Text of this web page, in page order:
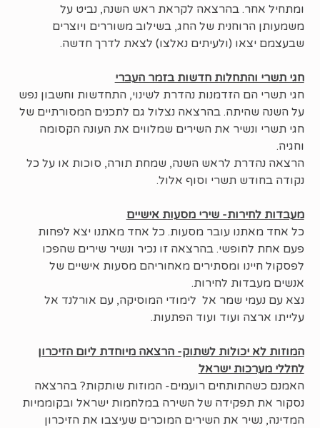
ומתחיל אחר. בהרצאה לקראת ראש השנה, נביט על
משמעותן הרוחנית של החג, בשילוב משוררים ויוצרים
שבעצמם יצאו (ולעיתים נאלצו) לצאת לדרך חדשה.
חגי תשרי והתחלות חדשות בזמר העברי
חגי תשרי הם הזדמנות נהדרת לשינוי, התחדשות וחשבון נפש
על השנה שהיתה. בהרצאה נצלול גם לתכנים המסורתיים של
חגי תשרי ונשיר את השירים שמלווים את העונה הקסומה
וחגיה.
הרצאה נהדרת לראש השנה, שמחת תורה, סוכות או על כל
נקודה בחודש תשרי וסוף אלול.
מעבדות לחירות- שירי מסעות אישיים
כל אחד מאתנו עובר מסעות. כל אחד מאתנו יצא לפחות
פעם אחת לחופשי. בהרצאה זו נכיר ונשיר שירים שהפכו
לפסקול חיינו ומסתירים מאחוריהם מסעות אישיים של
אנשים מעבדות לחירות.
נצא עם נעמי שמר אל לימודי המוסיקה, עם אורלנד אל
עלייתו ארצה ועוד ועוד הפתעות.
המוזות לא יכולות לשתוק- הרצאה מיוחדת ליום הזיכרון
לחללי מערכות ישראל
האמנם כשהתותחים רועמים- המוזות שותקות? בהרצאה
נסקור את תפקידה של השירה במלחמות ישראל ובקוממיות
המדינה, נשיר את השירים המוכרים שעיצבו את הזיכרון